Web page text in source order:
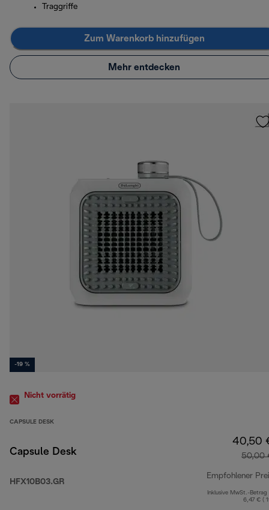
Traggriffe
Zum Warenkorb hinzufügen
Mehr entdecken
-19 %
Nicht vorrätig
CAPSULE DESK
Capsule Desk
HFX10B03.GR
40,50
50,00
Empfohlener
Inklusive MwSt.-Betrag
6,47 € (